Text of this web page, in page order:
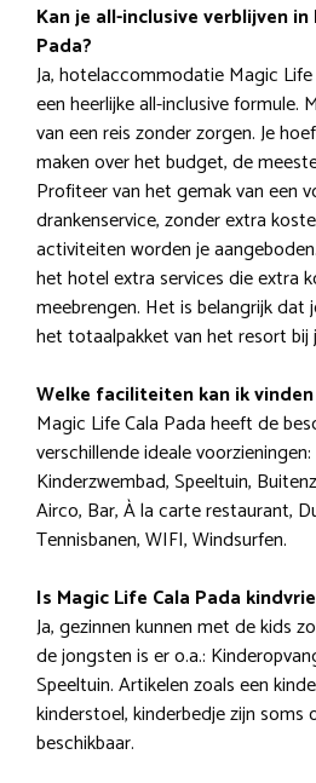
Kan je all-inclusive verblijven in
Pada?
Ja, hotelaccommodatie Magic
een heerlijke all-inclusive formule.
van een reis zonder zorgen. Je
maken over het budget, de
Profiteer van het gemak van een
drankenservice, zonder extra
activiteiten worden je
het hotel extra services die extra
meebrengen. Het is belangrijk dat
het totaalpakket van het resort bij
Welke faciliteiten kan ik
Magic Life Cala Pada heeft de
verschillende ideale
Kinderzwembad, Speeltuin,
Airco, Bar, À la carte restaurant,
Tennisbanen, WIFI, Windsurfen.
Is Magic Life Cala Pada
Ja, gezinnen kunnen met de kids
de jongsten is er o.a.:
Speeltuin. Artikelen zoals een
kinderstoel, kinderbedje zijn soms
beschikbaar.